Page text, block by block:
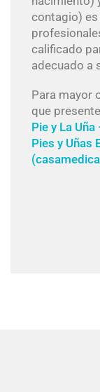
contagio)
calificado
adecuado a
Para mayor
que
Pie y La
Pies y Uñas